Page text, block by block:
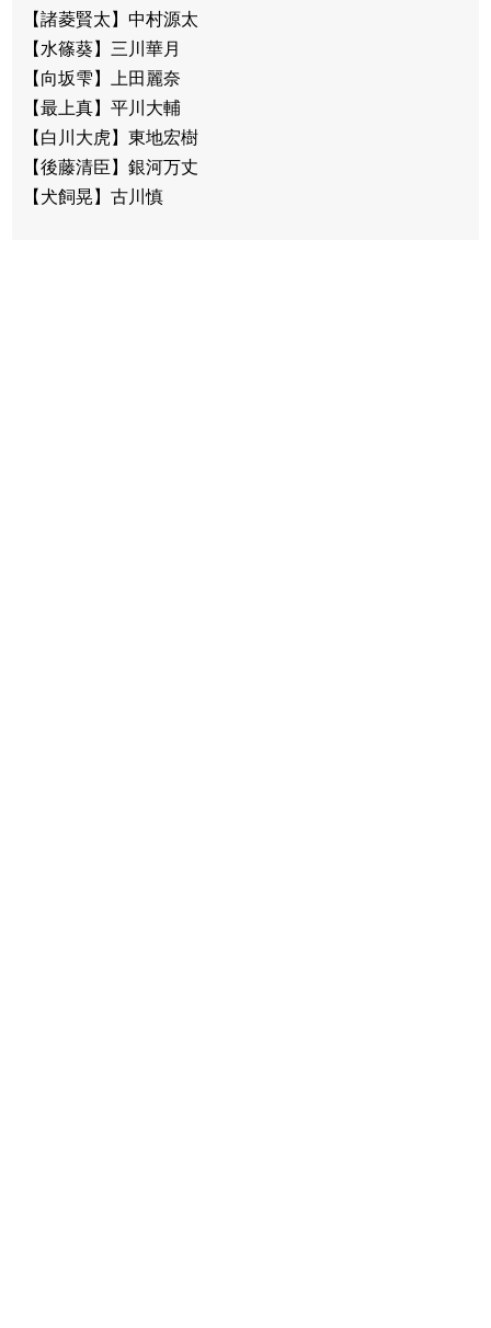
【諸菱賢太】中村源太
【水篠葵】三川華月
【向坂雫】上田麗奈
【最上真】平川大輔
【白川大虎】東地宏樹
【後藤清臣】銀河万丈
【犬飼晃】古川慎